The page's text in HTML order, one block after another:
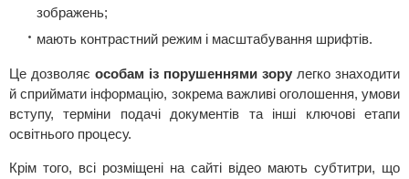
зображень;
мають контрастний режим і масштабування шрифтів.
Це дозволяє особам із порушеннями зору легко знаходити
й сприймати інформацію, зокрема важливі оголошення, умови
вступу, терміни подачі документів та інші ключові етапи
освітнього процесу.
Крім того, всі розміщені на сайті відео мають субтитри, що